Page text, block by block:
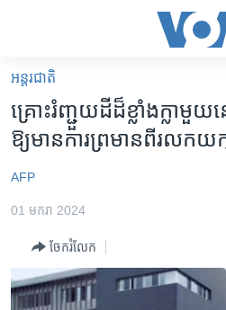
គេហទំព័រ​
ទាក់ទង
រំលង​
និង​
ទំព័រ​
រំលង​
អន្តរជាតិ
កម្ពុជាច្នៃប្រតិដ្ឋ
ព្រឹត្តិការណ៍ព័ត៌មាន
អន្តរជាតិ
គ្រោះ​រំញ្ជួយ​ដីដ៏ខ្លាំងក្លា​​មួ
ឱ្យ​មាន​ការ​ព្រមាន​ពី​រលក​
AFP
01 មករា 2024
ចែករំលែក